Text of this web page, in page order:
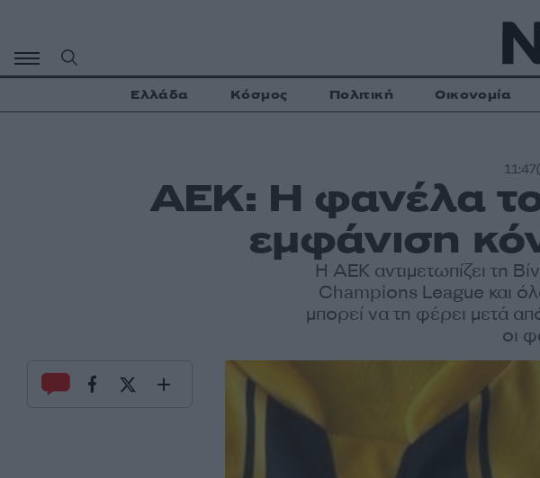
περιεχόμενο
Ελλάδα Κόσμος Πολιτική Οικονομία
11:47
ΑΕΚ: Η φανέλα
εμφάνιση
Η ΑΕΚ αντιμετωπίζει τη
Champions League και όλα
μπορεί να τη φέρει μετά
οι